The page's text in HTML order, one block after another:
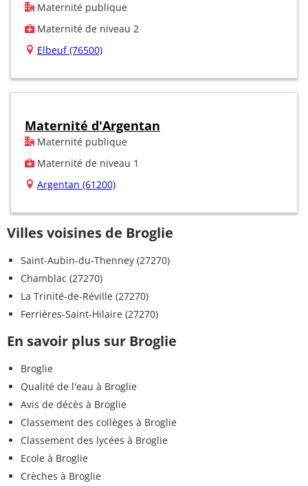
Maternité publique
Maternité de niveau 2
Elbeuf (76500)
Maternité d'Argentan
Maternité publique
Maternité de niveau 1
Argentan (61200)
Villes voisines de Broglie
Saint-Aubin-du-Thenney (27270)
Chamblac (27270)
La Trinité-de-Réville (27270)
Ferrières-Saint-Hilaire (27270)
En savoir plus sur Broglie
Broglie
Qualité de l'eau à Broglie
Avis de décès à Broglie
Classement des collèges à Broglie
Classement des lycées à Broglie
Ecole à Broglie
Crèches à Broglie